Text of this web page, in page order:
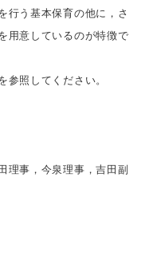
行う基本保育の他に，さ
用意しているのが特徴で
参照してください。
事，今泉理事，吉田副